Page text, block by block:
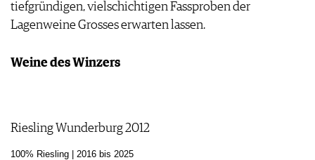
tiefgründigen, vielschichtigen Fassproben der
Lagenweine Grosses erwarten lassen.
Weine des Winzers
Riesling Wunderburg 2012
100% Riesling | 2016 bis 2025